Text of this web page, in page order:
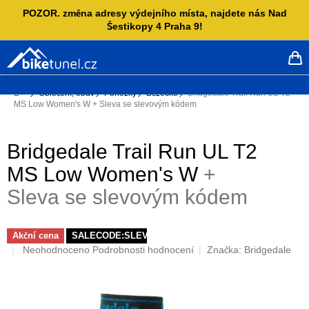
POZOR. změna adresy výdejního místa, najdete nás Nad
Šestikopy 4 Praha 9!
Domů
Oblečení, obuv Ponožky Běžecké
Bridgedale Trail Run UL T2
MS Low Women's W + Sleva se slevovým kódem
Bridgedale Trail Run UL T2
MS Low Women's W +
Sleva se slevovým kódem
Akční cena SALECODE:SLEVAX5:5:%
Průměrné
Neohodnoceno Podrobnosti hodnocení Značka: Bridgedale